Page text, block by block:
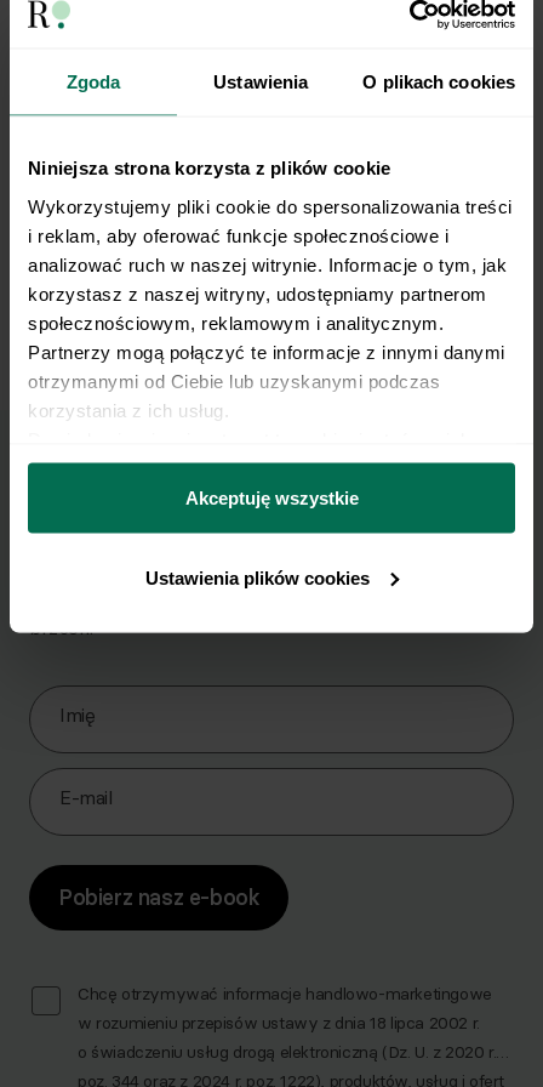
Zgoda Ustawienia O plikach cookies
Niniejsza strona korzysta z plików cookie
Wykorzystujemy pliki cookie do spersonalizowania treści
i reklam, aby oferować funkcje społecznościowe i
analizować ruch w naszej witrynie. Informacje o tym, jak
korzystasz z naszej witryny, udostępniamy partnerom
społecznościowym, reklamowym i analitycznym.
Partnerzy mogą połączyć te informacje z innymi danymi
otrzymanymi od Ciebie lub uzyskanymi podczas
korzystania z ich usług.
można się z nami skontaktować i w jaki sposób
przetwarzamy dane osobowe w ramach
prywatności.
Akceptuję wszystkie
Ustawienia plików cookies
Scyzoryk z przekładaniem przedmiotu
Marzy Ci się osiągnięcie
płaskiego brzucha?
brzuch.
Zapisz się do Newslettera
Imię
E-mail
Pobierz nasz e-book
Chcę otrzymywać informacje handlowo-marketingowe
w rozumieniu przepisów ustawy z dnia 18 lipca 2002 r.
o świadczeniu usług drogą elektroniczną (Dz. U. z 2020 r.
poz. 344 oraz z 2024 r. poz. 1222), produktów, usług i ofert